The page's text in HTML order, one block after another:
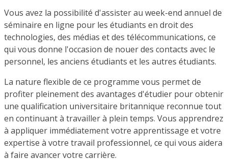
Vous avez la possibilité d'assister au week-end annuel de
séminaire en ligne pour les étudiants en droit des
technologies, des médias et des télécommunications, ce
qui vous donne l'occasion de nouer des contacts avec le
personnel, les anciens étudiants et les autres étudiants.
La nature flexible de ce programme vous permet de
profiter pleinement des avantages d'étudier pour obtenir
une qualification universitaire britannique reconnue tout
en continuant à travailler à plein temps. Vous apprendrez
à appliquer immédiatement votre apprentissage et votre
expertise à votre travail professionnel, ce qui vous aidera
à faire avancer votre carrière.